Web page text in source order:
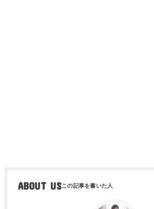
ABOUT US